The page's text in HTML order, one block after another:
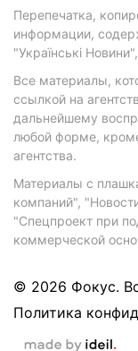
Перепечатка,
информации,
"Українські
Все материалы,
ссылкой на
дальнейшему
любой форме,
агентства.
Материалы с
компаний",
"Спецпроект при
коммерческой
© 2026 Фокус.
Политика